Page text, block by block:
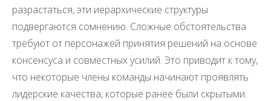
разрастаться, эти иерархические структуры
подвергаются сомнению. Сложные обстоятельства
требуют от персонажей принятия решений на основе
консенсуса и совместных усилий. Это приводит к тому,
что некоторые члены команды начинают проявлять
лидерские качества, которые ранее были скрытыми.